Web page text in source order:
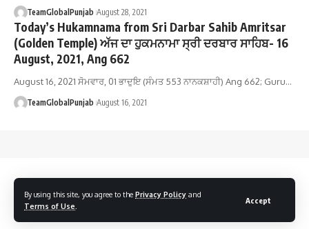
By using this site, you agree to the Privacy Policy and
Terms of Use
Accept
TeamGlobalPunjab August 28, 2021
Today’s Hukamnama from Sri Darbar Sahib Amritsar
(Golden Temple) ਅੱਜ ਦਾ ਹੁਕਮਨਾਮਾ ਸ੍ਰੀ ਦਰਬਾਰ ਸਾਹਿਬ- 16
August, 2021, Ang 662
August 16, 2021 ਸੋਮਵਾਰ, 01 ਭਾਦੁਇ (ਸੰਮਤ 553 ਨਾਨਕਸ਼ਾਹੀ) Ang 662; Guru…
TeamGlobalPunjab August 16, 2021